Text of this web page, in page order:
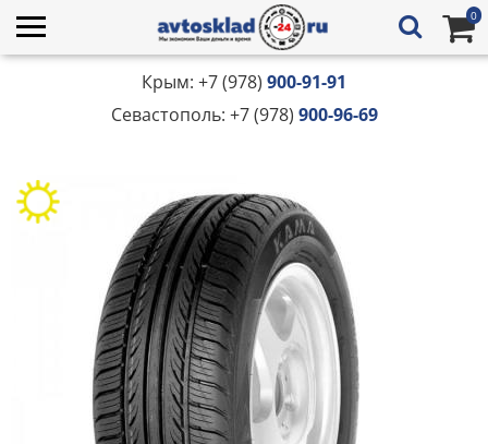
0
Крым: +7 (978) 900-91-91
Севастополь: +7 (978) 900-96-69